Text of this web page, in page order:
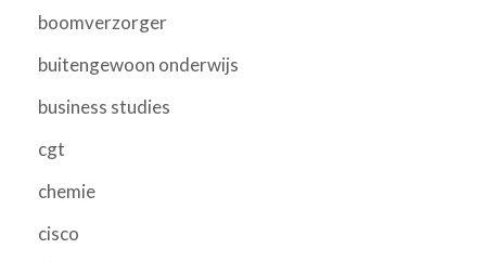
boomverzorger
buitengewoon onderwijs
business studies
cgt
chemie
cisco